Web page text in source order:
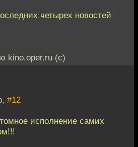
четырех новостей
kino.oper.ru (c)
#12
исполнение самих